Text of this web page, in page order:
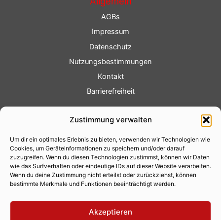
Zustimmung verwalten
Um dir ein optimales Erlebnis zu bieten, verwenden wir Technologien wie
Cookies, um Geräteinformationen zu speichern und/oder darauf
zuzugreifen. Wenn du diesen Technologien zustimmst, können wir Daten
wie das Surfverhalten oder eindeutige IDs auf dieser Website verarbeiten.
Wenn du deine Zustimmung nicht erteilst oder zurückziehst, können
bestimmte Merkmale und Funktionen beeinträchtigt werden.
Akzeptieren
AGBs
Impressum
Datenschutz
Nutzungsbestimmungen
Kontakt
Barrierefreiheit
Fotoservice
Videoservice
Werbung
Contenterstellung
Lokalnachrichten
Lokalfernsehen